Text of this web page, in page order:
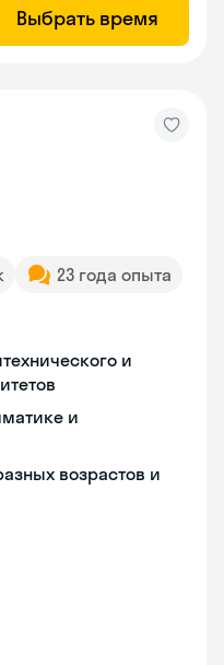
Выбрать время
23 года опыта
и
и
возрастов и